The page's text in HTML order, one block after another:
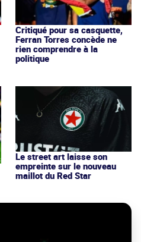
Critiqué pour sa casquette,
Ferran Torres concède ne
rien comprendre à la
politique
Le street art laisse son
empreinte sur le nouveau
maillot du Red Star